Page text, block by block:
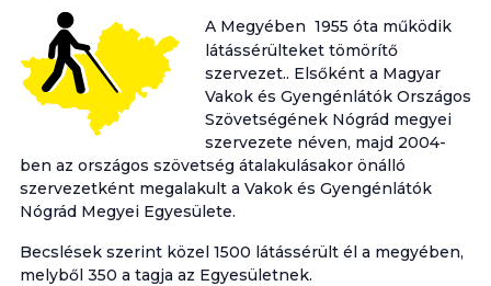
A Megyében 1955 óta működik
látássérülteket tömörítő
szervezet.. Elsőként a Magyar
Vakok és Gyengénlátók Országos
Szövetségének Nógrád megyei
szervezete néven, majd 2004-
ben az országos szövetség átalakulásakor önálló
szervezetként megalakult a Vakok és Gyengénlátók
Nógrád Megyei Egyesülete.
Becslések szerint közel 1500 látássérült él a megyében,
melyből 350 a tagja az Egyesületnek.